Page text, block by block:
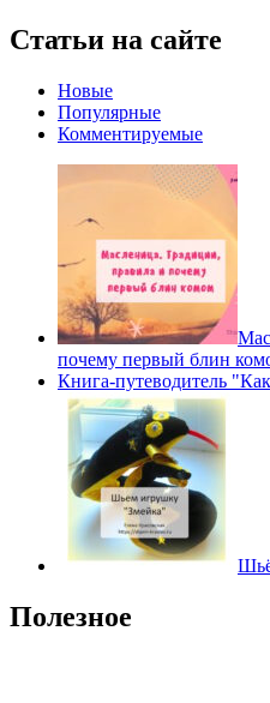
Статьи на сайте
Новые
Популярные
Комментируемые
почему первый блин
Книга-путеводитель
Полезное